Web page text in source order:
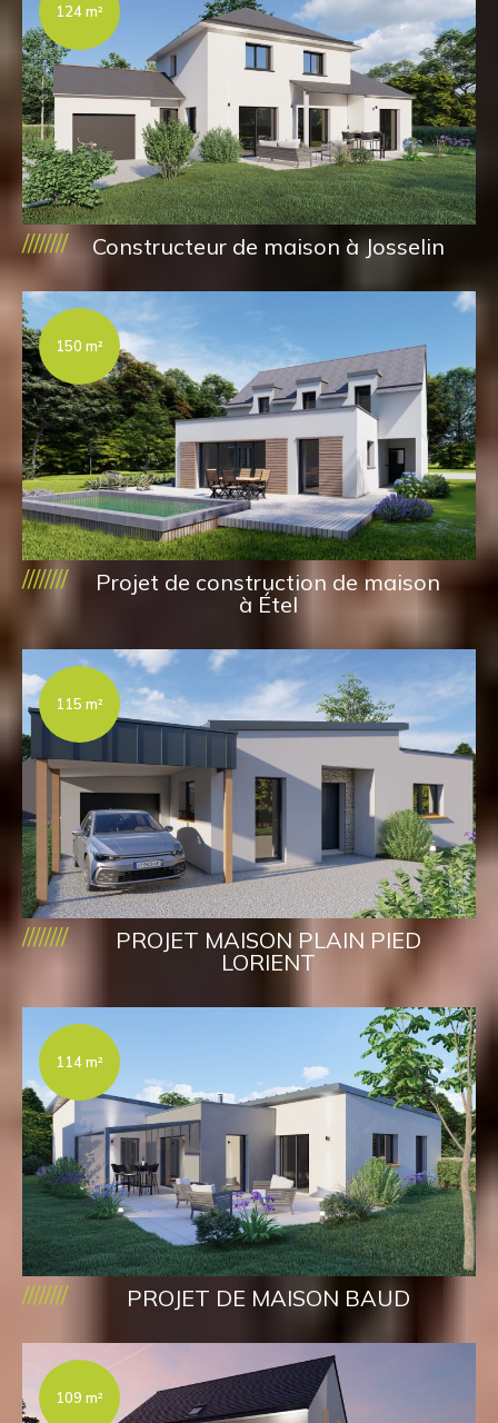
124 m²
//////// Constructeur de maison à Josselin
150 m²
////////
Projet de construction de maison
à Étel
115 m²
////////
PROJET MAISON PLAIN PIED
LORIENT
114 m²
//////// PROJET DE MAISON BAUD
109 m²